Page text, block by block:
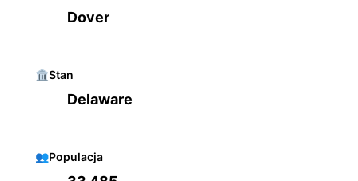
Dover
🏛️Stan
Delaware
👥Populacja